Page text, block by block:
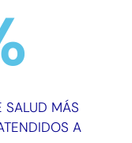
SALUD MÁS
A